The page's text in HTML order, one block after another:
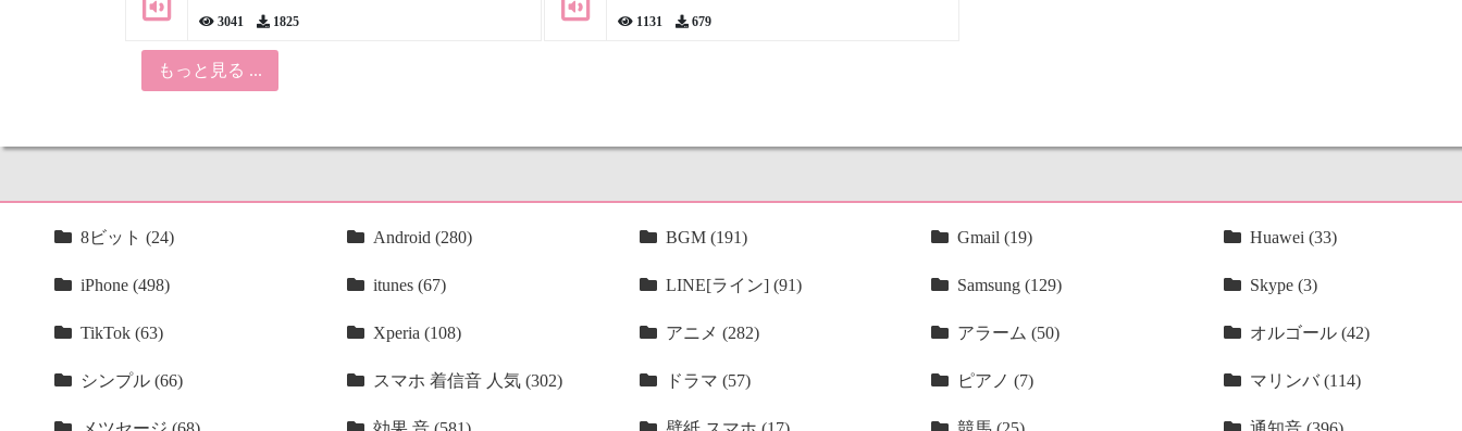
3041 1825 1131 679
もっと見る ...
8ビット (24) Android (280) BGM (191) Gmail (19) Huawei (33)
iPhone (498) itunes (67) LINE[ライン] (91) Samsung (129) Skype (3)
TikTok (63) Xperia (108) アニメ (282) アラーム (50) オルゴール (42)
シンプル (66) スマホ 着信音 人気 (302) ドラマ (57) ピアノ (7) マリンバ (114)